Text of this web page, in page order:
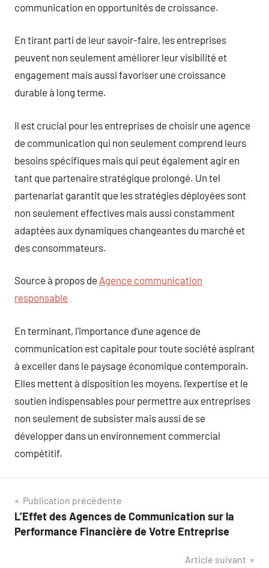
communication en opportunités de croissance.
En tirant parti de leur savoir-faire, les entreprises
peuvent non seulement améliorer leur visibilité et
engagement mais aussi favoriser une croissance
durable à long terme.
Il est crucial pour les entreprises de choisir une agence
de communication qui non seulement comprend leurs
besoins spécifiques mais qui peut également agir en
tant que partenaire stratégique prolongé. Un tel
partenariat garantit que les stratégies déployées sont
non seulement effectives mais aussi constamment
adaptées aux dynamiques changeantes du marché et
des consommateurs.
Source à propos de Agence communication
responsable
En terminant, l’importance d’une agence de
communication est capitale pour toute société aspirant
à exceller dans le paysage économique contemporain.
Elles mettent à disposition les moyens, l’expertise et le
soutien indispensables pour permettre aux entreprises
non seulement de subsister mais aussi de se
développer dans un environnement commercial
compétitif.
Navigation
de
Publication précédente
L’Effet des Agences de Communication sur la
Performance Financière de Votre Entreprise
Article suivant